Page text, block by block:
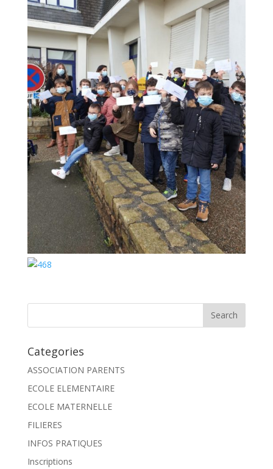
Categories
ASSOCIATION PARENTS
ECOLE ELEMENTAIRE
ECOLE MATERNELLE
FILIERES
INFOS PRATIQUES
Inscriptions